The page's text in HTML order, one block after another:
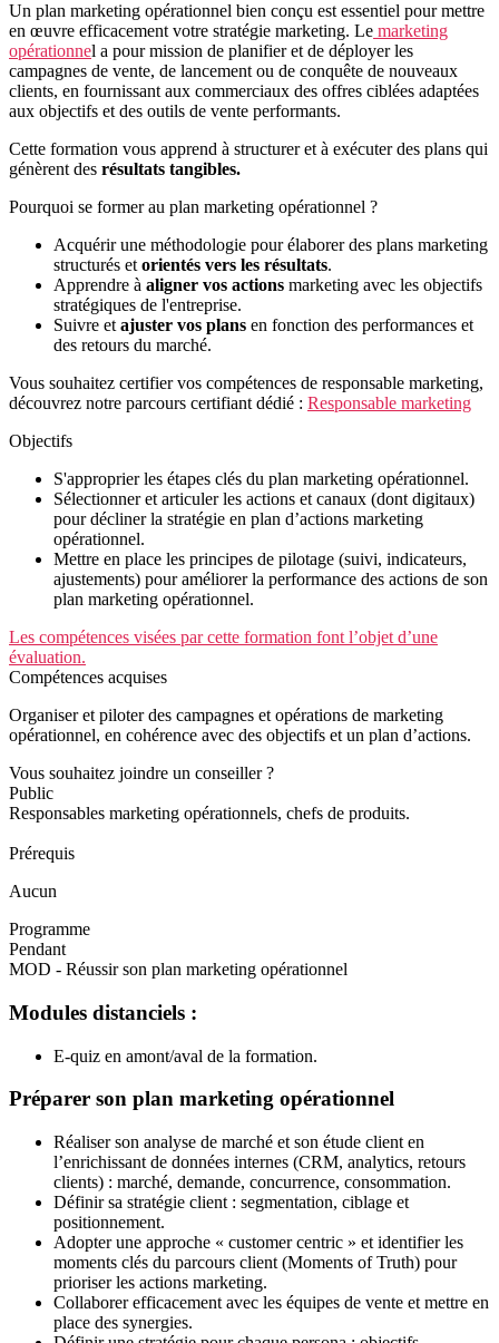
Un plan marketing opérationnel bien conçu est essentiel pour mettre
en œuvre efficacement votre stratégie marketing. Le marketing
opérationnel a pour mission de planifier et de déployer les
campagnes de vente, de lancement ou de conquête de nouveaux
clients, en fournissant aux commerciaux des offres ciblées adaptées
aux objectifs et des outils de vente performants.
Cette formation vous apprend à structurer et à exécuter des plans qui
génèrent des résultats tangibles.
Pourquoi se former au plan marketing opérationnel ?
Acquérir une méthodologie pour élaborer des plans marketing
structurés et orientés vers les résultats.
Apprendre à aligner vos actions marketing avec les objectifs
stratégiques de l'entreprise.
Suivre et ajuster vos plans en fonction des performances et
des retours du marché.
Vous souhaitez certifier vos compétences de responsable marketing,
découvrez notre parcours certifiant dédié : Responsable marketing
Objectifs
S'approprier les étapes clés du plan marketing opérationnel.
Sélectionner et articuler les actions et canaux (dont digitaux)
pour décliner la stratégie en plan d’actions marketing
opérationnel.
Mettre en place les principes de pilotage (suivi, indicateurs,
ajustements) pour améliorer la performance des actions de son
plan marketing opérationnel.
Les compétences visées par cette formation font l’objet d’une
évaluation.
Compétences acquises
Organiser et piloter des campagnes et opérations de marketing
opérationnel, en cohérence avec des objectifs et un plan d’actions.
Vous souhaitez joindre un conseiller ?
Public
Responsables marketing opérationnels, chefs de produits.
Prérequis
Aucun
Programme
Pendant
MOD - Réussir son plan marketing opérationnel
Modules distanciels :
E-quiz en amont/aval de la formation.
Préparer son plan marketing opérationnel
Réaliser son analyse de marché et son étude client en
l’enrichissant de données internes (CRM, analytics, retours
clients) : marché, demande, concurrence, consommation.
Définir sa stratégie client : segmentation, ciblage et
positionnement.
Adopter une approche « customer centric » et identifier les
moments clés du parcours client (Moments of Truth) pour
prioriser les actions marketing.
Collaborer efficacement avec les équipes de vente et mettre en
place des synergies.